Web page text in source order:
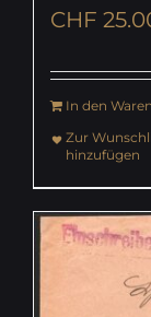
CHF
In den
Zur
hinzufügen